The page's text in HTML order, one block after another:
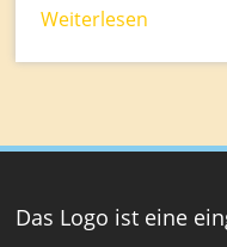
Weiterlesen
Das Logo ist eine